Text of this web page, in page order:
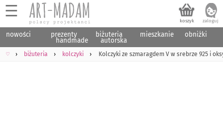
☰
nowości prezenty
handmade
biżuteria
autorska
mieszkanie obniżki
♡ biżuteria kolczyki Kolczyki ze szmaragdem V w srebrze 925 i